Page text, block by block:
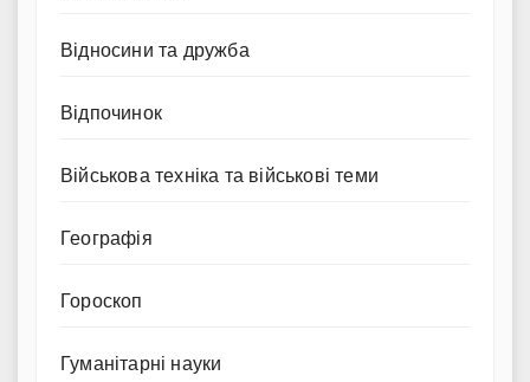
Відносини та дружба
Відпочинок
Військова техніка та військові теми
Географія
Гороскоп
Гуманітарні науки